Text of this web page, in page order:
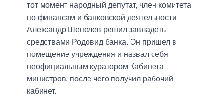
тот момент народный депутат, член комитета
по финансам и банковской деятельности
Александр Шепелев решил завладеть
средствами Родовид банка. Он пришел в
помещение учреждения и назвал себя
неофициальным куратором Кабинета
министров, после чего получил рабочий
кабинет.